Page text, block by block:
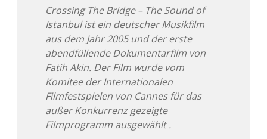
Crossing The Bridge – The Sound of
Istanbul ist ein deutscher Musikfilm
aus dem Jahr 2005 und der erste
abendfüllende Dokumentarfilm von
Fatih Akin. Der Film wurde vom
Komitee der Internationalen
Filmfestspielen von Cannes für das
außer Konkurrenz gezeigte
Filmprogramm ausgewählt .